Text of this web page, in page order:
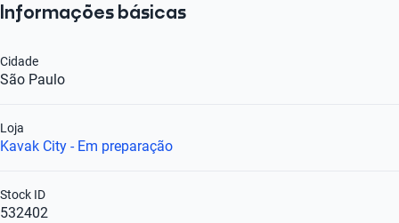
Informações básicas
São Paulo
Cidade
Kavak City - Em preparação
Loja
532402
Stock ID